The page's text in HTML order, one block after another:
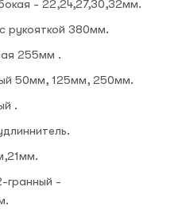
- 22,24,27,30,32мм.
рукояткой 380мм.
255мм .
50мм, 125мм, 250мм.
.
гранный -